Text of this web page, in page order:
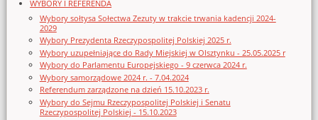
WYBORY I REFERENDA
Wybory sołtysa Sołectwa Zezuty w trakcie trwania kadencji 2024-
2029
Wybory Prezydenta Rzeczypospolitej Polskiej 2025 r.
Wybory uzupełniające do Rady Miejskiej w Olsztynku - 25.05.2025 r
Wybory do Parlamentu Europejskiego - 9 czerwca 2024 r.
Wybory samorządowe 2024 r. - 7.04.2024
Referendum zarządzone na dzień 15.10.2023 r.
Wybory do Sejmu Rzeczypospolitej Polskiej i Senatu
Rzeczypospolitej Polskiej - 15.10.2023